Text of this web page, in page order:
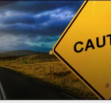
Kompaniya yangiliklari